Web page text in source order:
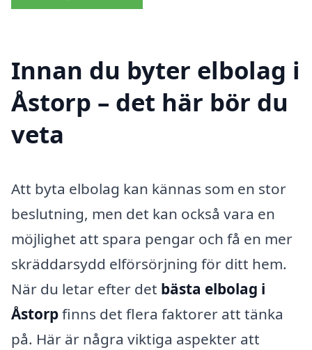
Innan du byter elbolag i
Åstorp – det här bör du
veta
Att byta elbolag kan kännas som en stor
beslutning, men det kan också vara en
möjlighet att spara pengar och få en mer
skräddarsydd elförsörjning för ditt hem.
När du letar efter det bästa elbolag i
Åstorpfinns det flera faktorer att tänka
på. Här är några viktiga aspekter att